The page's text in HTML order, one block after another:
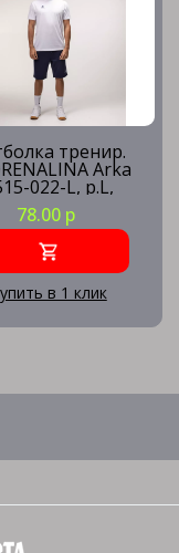
тренир.
Arka
022-L, р.L,
хлопок,
белый
78.00 р
в 1 клик